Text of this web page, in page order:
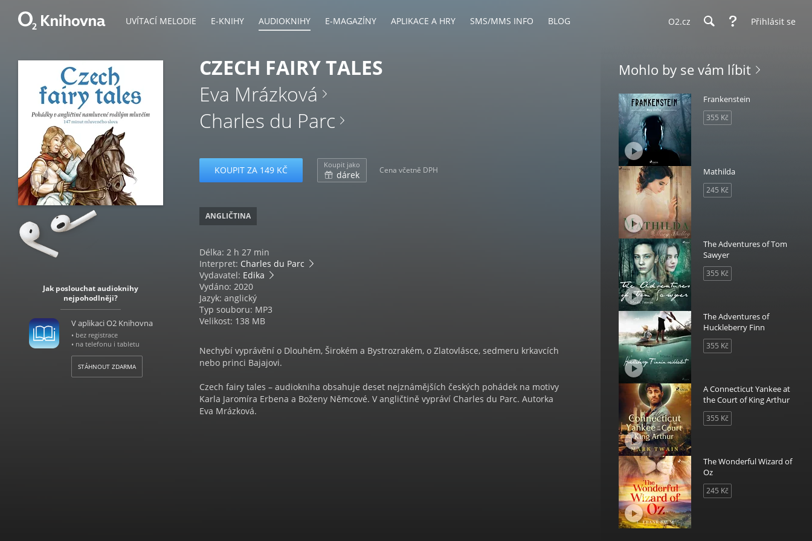
UVÍTACÍ MELODIE E-KNIHY AUDIOKNIHY E-MAGAZÍNY APLIKACE A HRY SMS/MMS INFO BLOG O2.cz Přihlásit se
Jak poslouchat audioknihy
nejpohodlněji?
V aplikaci O2 Knihovna
• bez registrace
• na telefonu i tabletu
STÁHNOUT ZDARMA
CZECH FAIRY TALES
Eva Mrázková
Charles du Parc
KOUPIT ZA 149 KČ Koupit jako
dárek Cena včetně DPH
ANGLIČTINA
Délka: 2 h 27 min
Interpret: Charles du Parc
Vydavatel: Edika
Vydáno: 2020
Jazyk: anglický
Typ souboru: MP3
Velikost: 138 MB
Nechybí vyprávění o Dlouhém, Širokém a Bystrozrakém, o Zlatovlásce, sedmeru krkavcích
nebo princi Bajajovi.
Czech fairy tales – audiokniha obsahuje deset nejznámějších českých pohádek na motivy
Karla Jaromíra Erbena a Boženy Němcové. V angličtině vypráví Charles du Parc. Autorka
Eva Mrázková.
Mohlo by se vám líbit
Frankenstein
355 Kč
Mathilda
245 Kč
The Adventures of Tom
Sawyer
355 Kč
The Adventures of
Huckleberry Finn
355 Kč
A Connecticut Yankee at
the Court of King Arthur
355 Kč
The Wonderful Wizard of
Oz
245 Kč